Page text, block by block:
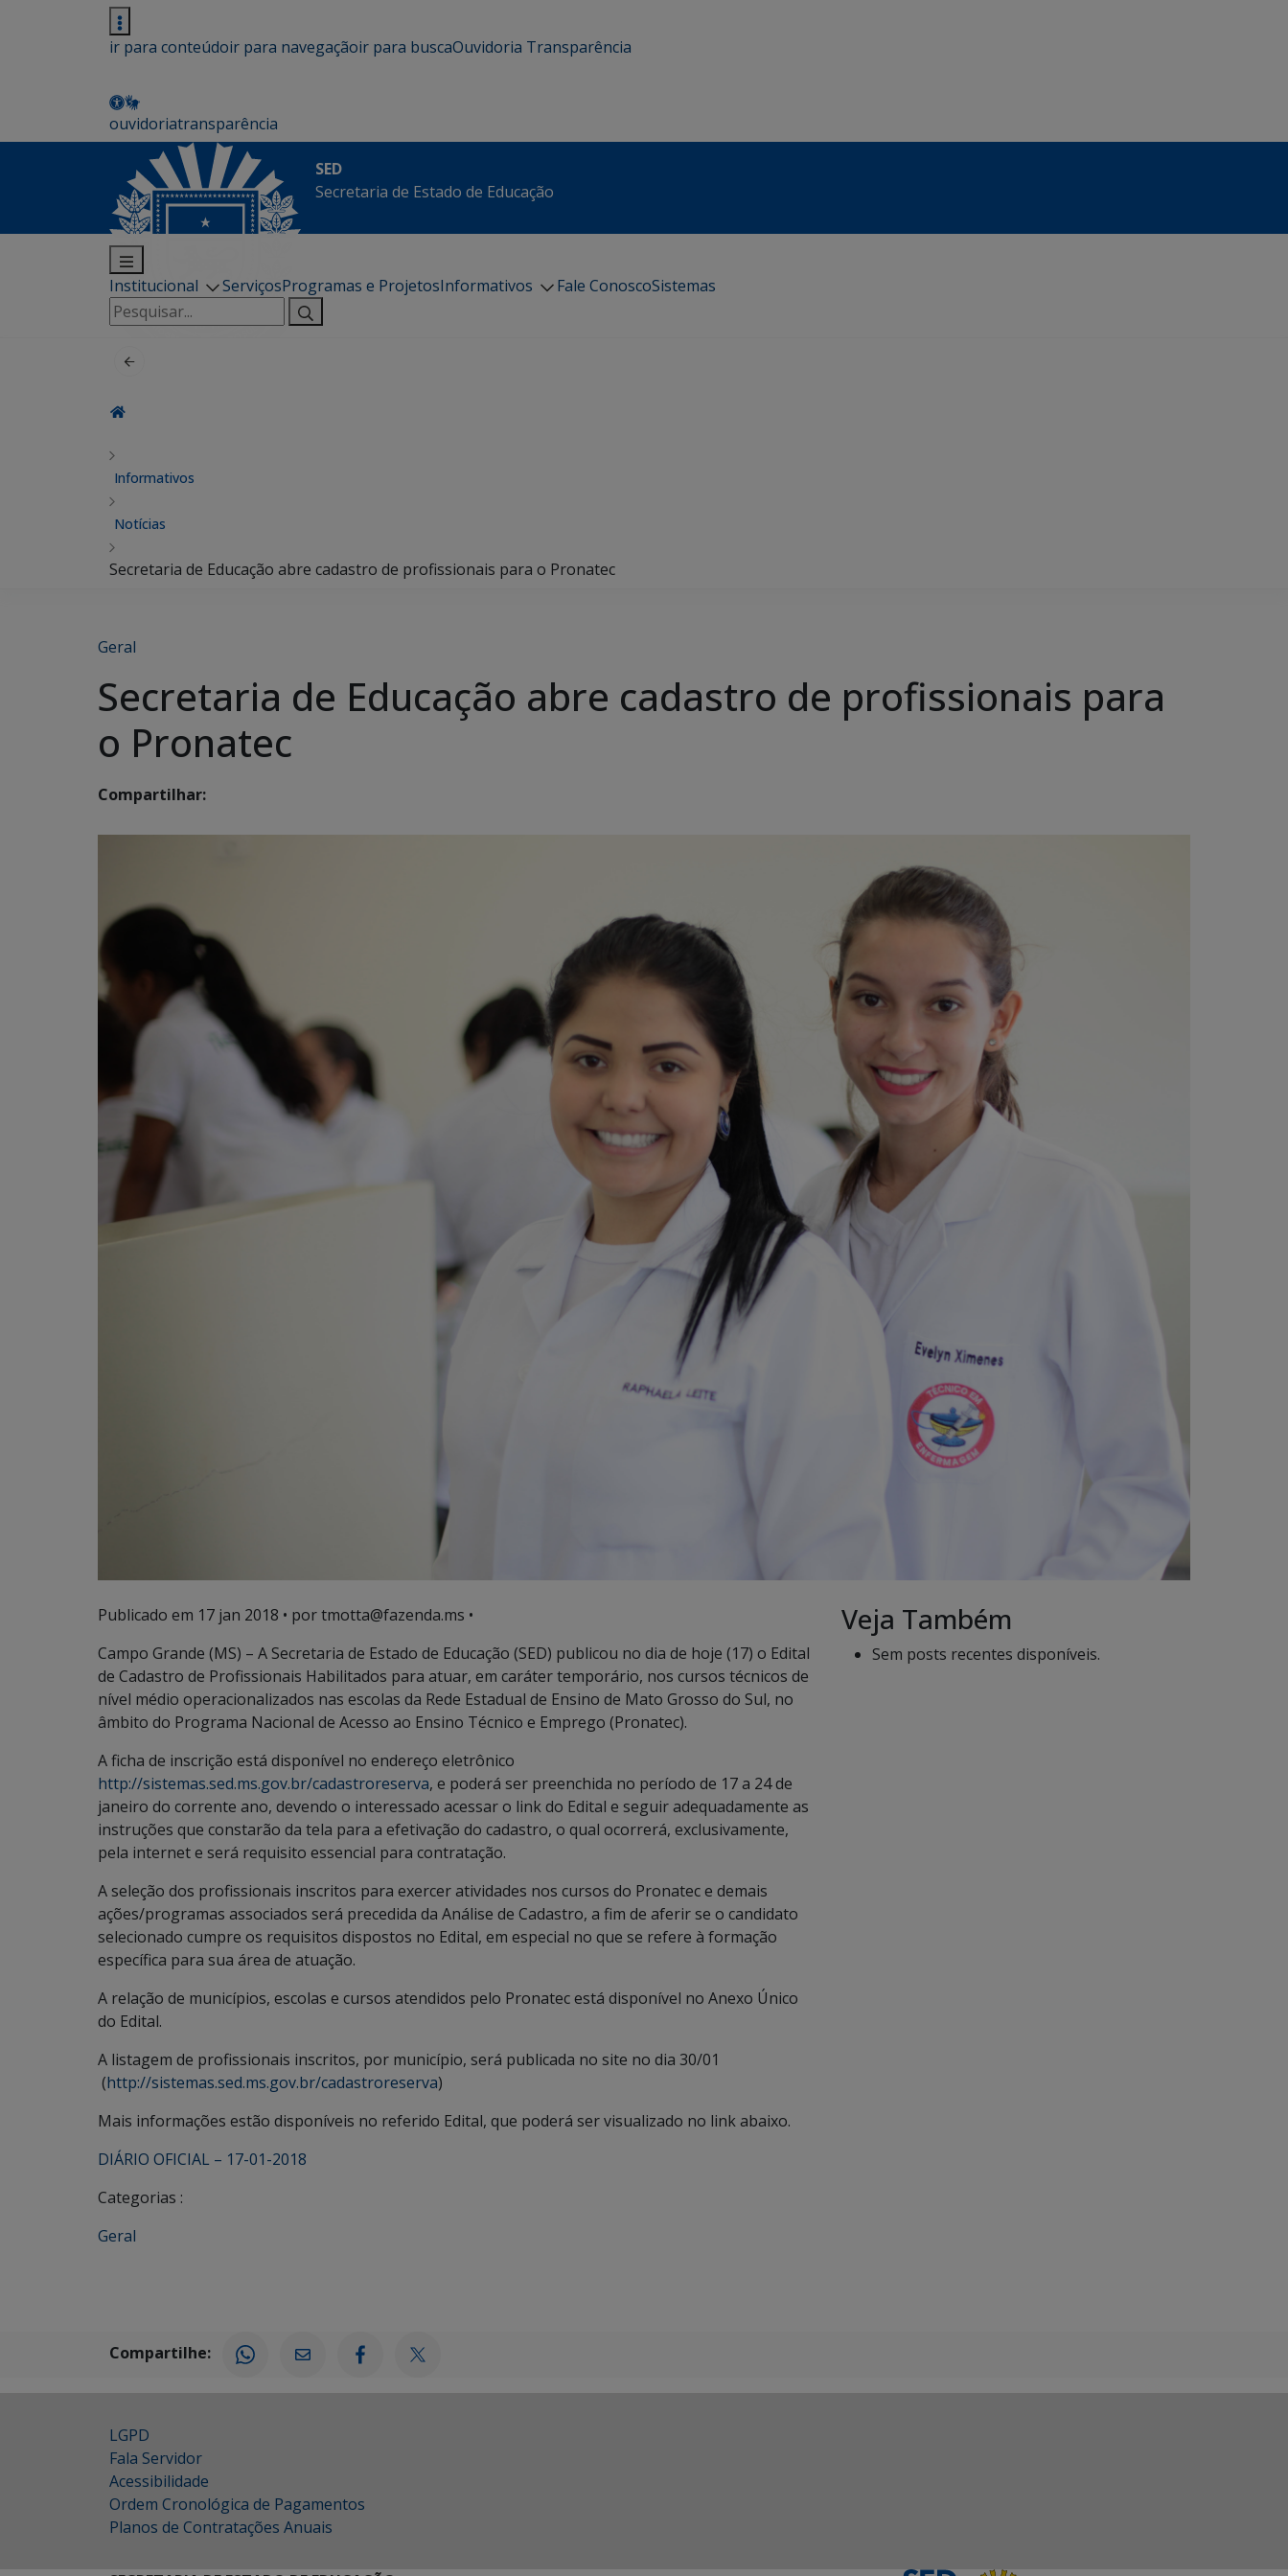
ir para conteúdoir para navegaçãoir para buscaOuvidoria Transparência
ouvidoriatransparência
SED
Secretaria de Estado de Educação
Institucional ServiçosProgramas e ProjetosInformativos Fale ConoscoSistemas
Pesquisar
por:
Informativos
Notícias
Secretaria de Educação abre cadastro de profissionais para o Pronatec
Geral
Secretaria de Educação abre cadastro de profissionais para
o Pronatec
Compartilhar:
Publicado em 17 jan 2018 • por tmotta@fazenda.ms •
Campo Grande (MS) – A Secretaria de Estado de Educação (SED) publicou no dia de hoje (17) o Edital
de Cadastro de Profissionais Habilitados para atuar, em caráter temporário, nos cursos técnicos de
nível médio operacionalizados nas escolas da Rede Estadual de Ensino de Mato Grosso do Sul, no
âmbito do Programa Nacional de Acesso ao Ensino Técnico e Emprego (Pronatec).
A ficha de inscrição está disponível no endereço eletrônico
http://sistemas.sed.ms.gov.br/cadastroreserva, e poderá ser preenchida no período de 17 a 24 de
janeiro do corrente ano, devendo o interessado acessar o link do Edital e seguir adequadamente as
instruções que constarão da tela para a efetivação do cadastro, o qual ocorrerá, exclusivamente,
pela internet e será requisito essencial para contratação.
A seleção dos profissionais inscritos para exercer atividades nos cursos do Pronatec e demais
ações/programas associados será precedida da Análise de Cadastro, a fim de aferir se o candidato
selecionado cumpre os requisitos dispostos no Edital, em especial no que se refere à formação
específica para sua área de atuação.
A relação de municípios, escolas e cursos atendidos pelo Pronatec está disponível no Anexo Único
do Edital.
A listagem de profissionais inscritos, por município, será publicada no site no dia 30/01
(http://sistemas.sed.ms.gov.br/cadastroreserva)
Mais informações estão disponíveis no referido Edital, que poderá ser visualizado no link abaixo.
DIÁRIO OFICIAL – 17-01-2018
Categorias :
Geral
Veja Também
Sem posts recentes disponíveis.
Compartilhe:
LGPD
Fala Servidor
Acessibilidade
Ordem Cronológica de Pagamentos
Planos de Contratações Anuais